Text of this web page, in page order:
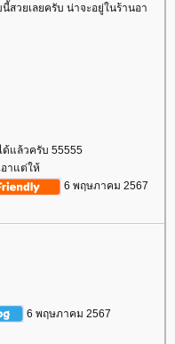
วยเลยครับ น่าจะอยู่ในร้านอา
แล้วครับ 55555
าแต่ให้
6 พฤษภาคม 2567
6 พฤษภาคม 2567